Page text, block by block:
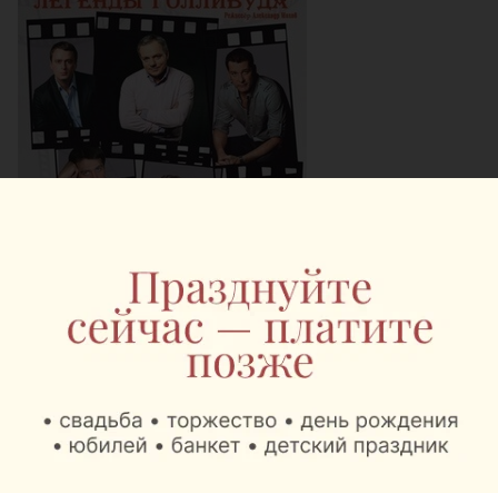
Где: КЗ «Минск»
Сколько:270 000 — 470 000 рублей